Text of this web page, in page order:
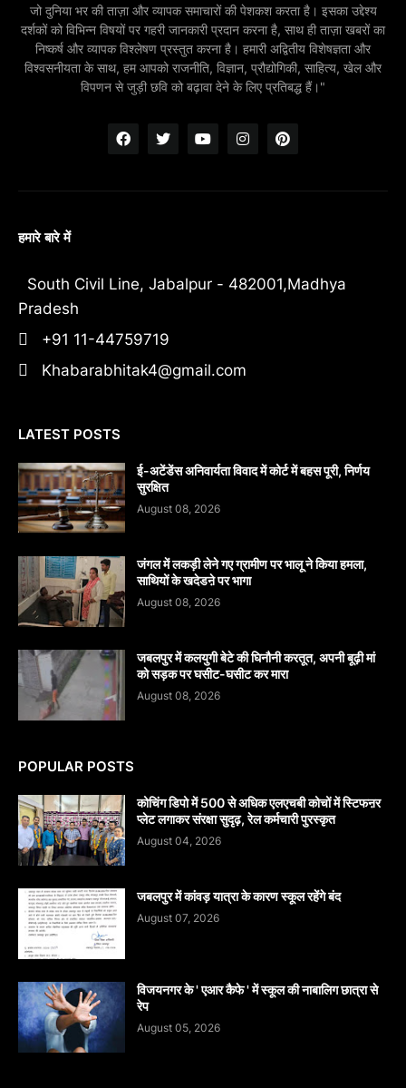
जो दुनिया भर की ताज़ा और व्यापक समाचारों की पेशकश करता है। इसका उद्देश्य
दर्शकों को विभिन्न विषयों पर गहरी जानकारी प्रदान करना है, साथ ही ताज़ा खबरों का
निष्कर्ष और व्यापक विश्लेषण प्रस्तुत करना है। हमारी अद्वितीय विशेषज्ञता और
विश्वसनीयता के साथ, हम आपको राजनीति, विज्ञान, प्रौद्योगिकी, साहित्य, खेल और
विपणन से जुड़ी छवि को बढ़ावा देने के लिए प्रतिबद्ध हैं।"
हमारे बारे में
South Civil Line, Jabalpur - 482001,Madhya
Pradesh
+91 11-44759719
Khabarabhitak4@gmail.com
LATEST POSTS
​ई-अटेंडेंस अनिवार्यता विवाद में कोर्ट में बहस पूरी, निर्णय
सुरक्षित
August 08, 2026
जंगल में लकड़ी लेने गए ग्रामीण पर भालू ने किया हमला,
साथियों के खदेडऩे पर भागा
August 08, 2026
जबलपुर में कलयुगी बेटे की घिनौनी करतूत, अपनी बूढ़ी मां
को सड़क पर घसीट-घसीट कर मारा
August 08, 2026
POPULAR POSTS
कोचिंग डिपो में 500 से अधिक एलएचबी कोचों में स्टिफऩर
प्लेट लगाकर संरक्षा सुदृढ़, रेल कर्मचारी पुरस्कृत
August 04, 2026
जबलपुर में कांवड़ यात्रा के कारण स्कूल रहेंगे बंद
August 07, 2026
विजयनगर के ' एआर कैफे ' में स्कूल की नाबालिग छात्रा से
रेप
August 05, 2026